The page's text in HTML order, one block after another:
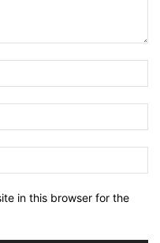
in this browser for the